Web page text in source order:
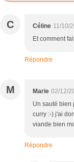
C Céline 11/10/
Et comment
Répondre
M Marie 02/12/
Un sauté bien
curry :-) j'ai
viande bien
Répondre